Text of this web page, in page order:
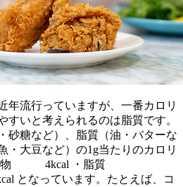
年流行っていますが、一番カロリ
すいと考えられるのは脂質です。
砂糖など）、脂質（油・バターな
・大豆など）の1g当たりのカロリ
水化物 4kcal ・脂質
となっています。たとえば、コ